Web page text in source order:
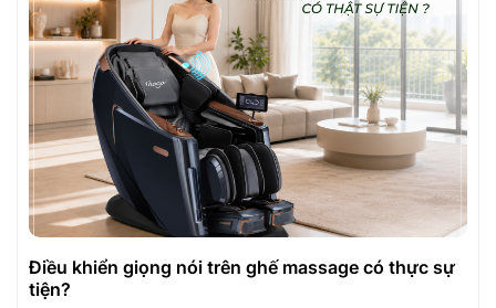
Điều khiển giọng nói trên ghế massage có thực sự
tiện?